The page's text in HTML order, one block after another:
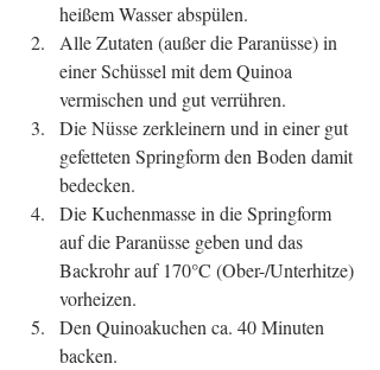
heißem Wasser abspülen.
Alle Zutaten (außer die Paranüsse) in
einer Schüssel mit dem Quinoa
vermischen und gut verrühren.
Die Nüsse zerkleinern und in einer gut
gefetteten Springform den Boden damit
bedecken.
Die Kuchenmasse in die Springform
auf die Paranüsse geben und das
Backrohr auf 170°C (Ober-/Unterhitze)
vorheizen.
Den Quinoakuchen ca. 40 Minuten
backen.